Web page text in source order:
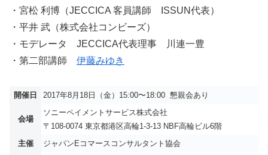
・宮松 利博（JECCICA 客員講師 ISSUN代表）
・平井 武（株式会社コンビーズ）
・モデレータ JECCICA代表理事 川連一豊
・第二部講師 伊藤みゆき
開催日 2017年8月18日（金）15:00〜18:00 懇親会あり
会場
ソニーペイメントサービス株式会社
〒108-0074 東京都港区高輪1-3-13 NBF高輪ビル6階
主催
ジャパンEコマースコンサルタント協会